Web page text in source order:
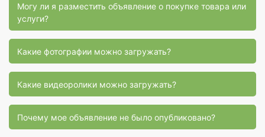
Могу ли я разместить объявление о покупке товара или
услуги?
Какие фотографии можно загружать?
Какие видеоролики можно загружать?
Почему мое объявление не было опубликовано?